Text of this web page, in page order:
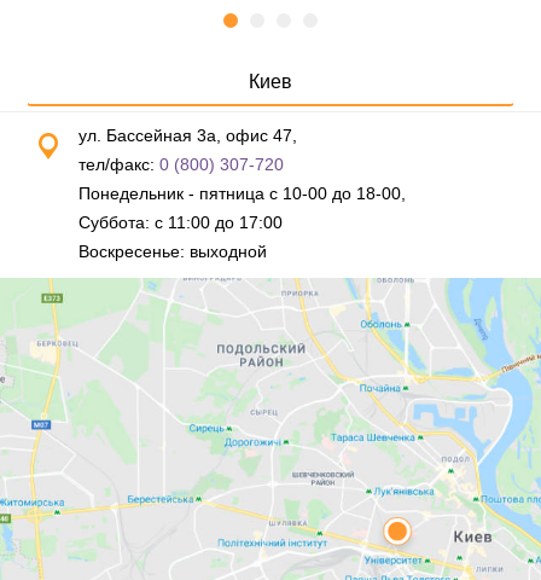
Киев
ул. Бассейная 3а, офис 47,
тел/факс: 0 (800) 307-720
Понедельник - пятница с 10-00 до 18-00,
Суббота: с 11:00 до 17:00
Воскресенье: выходной